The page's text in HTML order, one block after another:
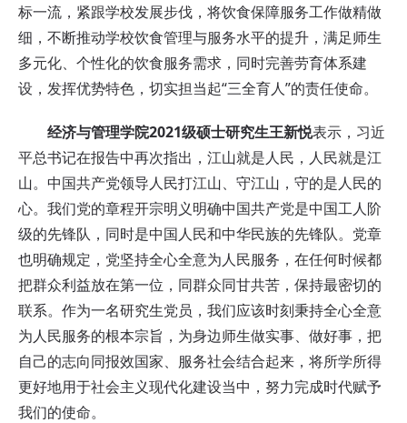
标一流，紧跟学校发展步伐，将饮食保障服务工作做精做
细，不断推动学校饮食管理与服务水平的提升，满足师生
多元化、个性化的饮食服务需求，同时完善劳育体系建
设，发挥优势特色，切实担当起“三全育人”的责任使命。
经济与管理学院2021级硕士研究生王新悦表示，习近
平总书记在报告中再次指出，江山就是人民，人民就是江
山。中国共产党领导人民打江山、守江山，守的是人民的
心。我们党的章程开宗明义明确中国共产党是中国工人阶
级的先锋队，同时是中国人民和中华民族的先锋队。党章
也明确规定，党坚持全心全意为人民服务，在任何时候都
把群众利益放在第一位，同群众同甘共苦，保持最密切的
联系。作为一名研究生党员，我们应该时刻秉持全心全意
为人民服务的根本宗旨，为身边师生做实事、做好事，把
自己的志向同报效国家、服务社会结合起来，将所学所得
更好地用于社会主义现代化建设当中，努力完成时代赋予
我们的使命。